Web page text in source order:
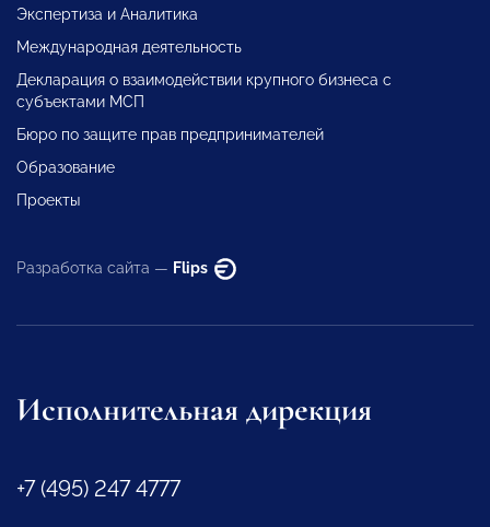
Экспертиза и Аналитика
Международная деятельность
Декларация о взаимодействии крупного бизнеса с
субъектами МСП
Бюро по защите прав предпринимателей
Образование
Проекты
Разработка сайта — Flips
Исполнительная дирекция
+7 (495) 247 4777